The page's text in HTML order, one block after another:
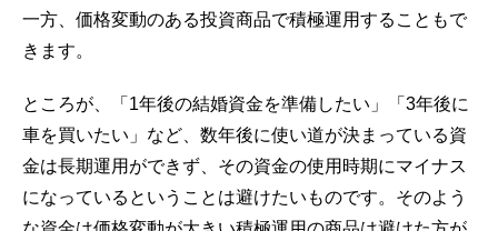
一方、価格変動のある投資商品で積極運用することもで
きます。
ところが、「1年後の結婚資金を準備したい」「3年後に
車を買いたい」など、数年後に使い道が決まっている資
金は長期運用ができず、その資金の使用時期にマイナス
になっているということは避けたいものです。そのよう